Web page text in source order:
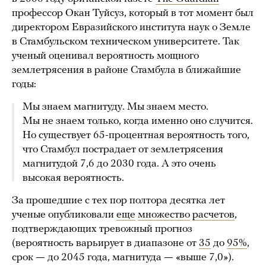
профессор Окан Туйсуз, который в тот момент был
директором Евразийского института наук о Земле
в Стамбульском техническом университете. Так
ученый оценивал вероятность мощного
землетрясения в районе Стамбула в ближайшие
годы:
Мы знаем магнитуду. Мы знаем место.
Мы не знаем только, когда именно оно случится.
Но существует 65-процентная вероятность того,
что Стамбул пострадает от землетрясения
магнитудой 7,6 до 2030 года. А это очень
высокая вероятность.
За прошедшие с тех пор полтора десятка лет
ученые опубликовали еще множество расчетов,
подтверждающих тревожный прогноз
(вероятность варьирует в диапазоне от 35 до 95%,
срок — до 2045 года, магнитуда — «выше 7,0»).